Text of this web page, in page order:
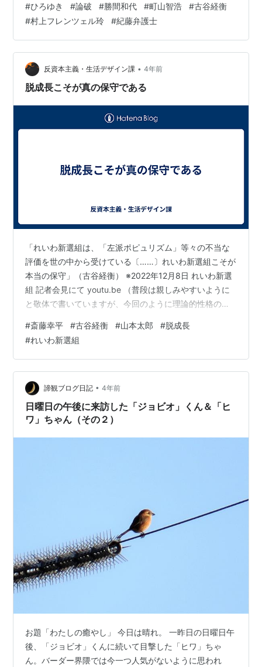
弁護士 なんかそういうデータあるんですか？ 町山智浩
（評論家） 町山さん、今ウソつきましたよね まずウソつ
いた部分だけ訂正してもらっていいですか？ 村上フレン
ツェル玲（村上世彰の次女） 自分が上の人間側であるの
がガンガン伝わってくるのはどうかと思う 全部、親のお
金でやってるだ…
#ひろゆき #論破 #勝間和代 #町山智浩 #古谷経衡
#村上フレンツェル玲 #紀藤弁護士
反資本主義・生活デザイン課 • 4年前
脱成長こそが真の保守である
「れいわ新選組は、「左派ポピュリズム」等々の不当な
評価を世の中から受けている〔……〕れいわ新選組こそが
本当の保守」（古谷経衡） ※2022年12月8日 れいわ新選
組 記者会見にて youtu.be （普段は親しみやすいように
と敬体で書いていますが、今回のように理論的性格の強
と思います。） 斎藤幸平『人新世の「資本論」』 脱成長
主義への反論に答える 柿埜真吾『自由と成長の経済学』
中野剛志「脱成長は経済成長をもたらす」 れいわ新選組
についての研究 文化と伝統を守る脱成長 れいわの政策と
脱成長主義 本ブログは「反資本主義」を掲げているが、
より詳しく…
#斎藤幸平 #古谷経衡 #山本太郎 #脱成長
#れいわ新選組
諦観ブログ日記 • 4年前
日曜日の午後に来訪した「ジョビオ」くん＆「ヒ
ワ」ちゃん（その２）
お題「わたしの癒やし」 今日は晴れ。 一昨日の日曜日午
後、「ジョビオ」くんに続いて目撃した「ヒワ」ちゃ
ん。バーダー界隈では今一つ人気がないように思われ